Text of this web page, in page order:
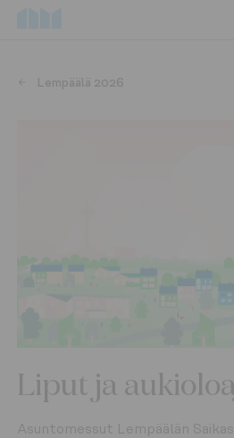
Lempäälä 2026
Liput ja
Asuntomessut Lempäälän